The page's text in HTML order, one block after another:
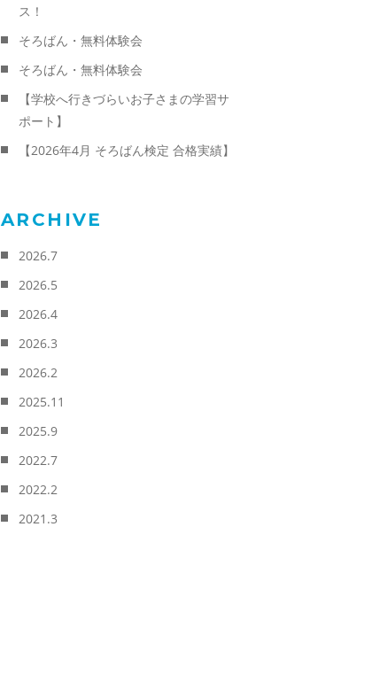
ス！
そろばん・無料体験会
そろばん・無料体験会
【学校へ行きづらいお子さまの学習サ
ポート】
【2026年4月 そろばん検定 合格実績】
ARCHIVE
2026.7
2026.5
2026.4
2026.3
2026.2
2025.11
2025.9
2022.7
2022.2
2021.3